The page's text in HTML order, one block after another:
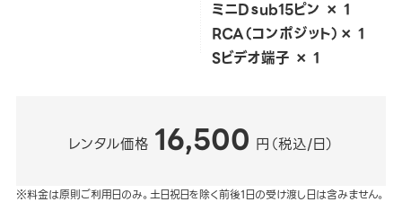
ミニDｓub15ピン × 1
RCA（コンポジット）× 1
Sビデオ端子 × 1
レンタル価格 16,500 円（税込/日）
※料金は原則ご利用日のみ。土日祝日を除く前後1日の受け渡し日は含みません。